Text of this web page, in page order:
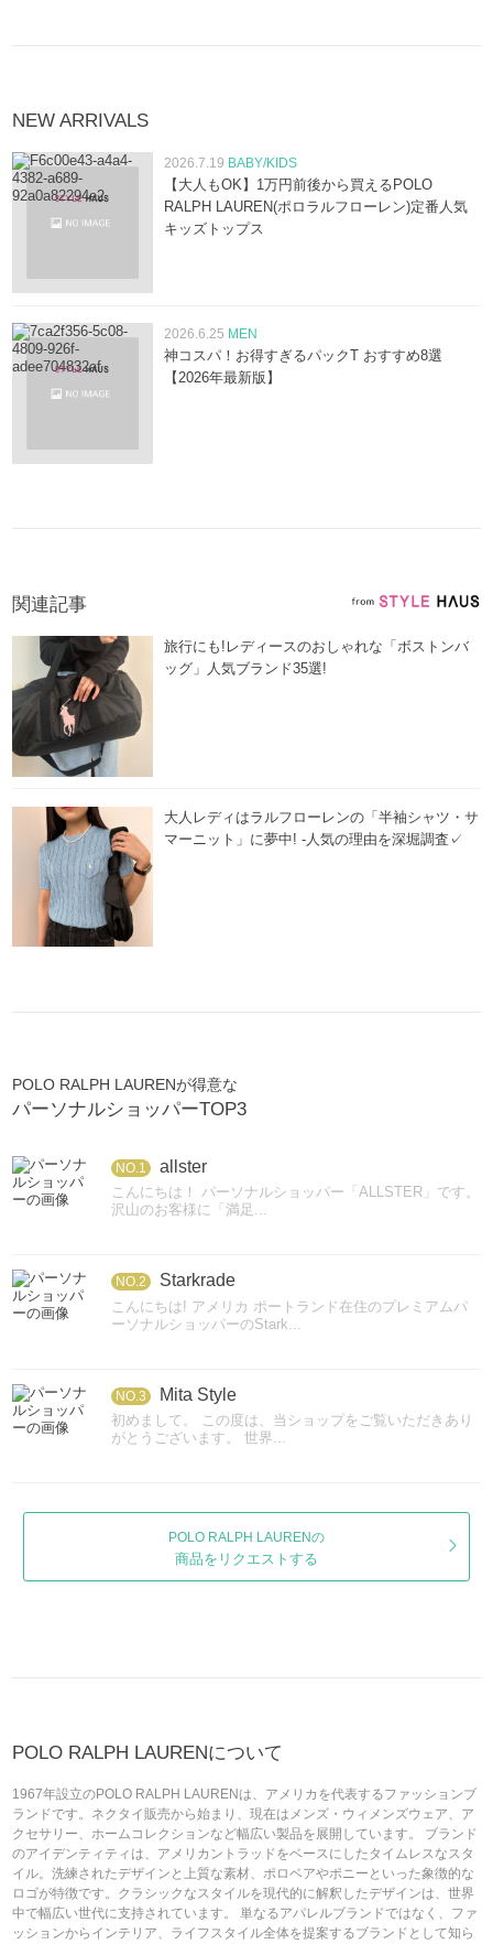
NEW ARRIVALS
2026.7.19 BABY/KIDS
【大人もOK】1万円前後から買えるPOLO
RALPH LAUREN(ポロラルフローレン)定番人気
キッズトップス
2026.6.25 MEN
神コスパ！お得すぎるパックT おすすめ8選
【2026年最新版】
関連記事
旅行にも!レディースのおしゃれな「ボストンバ
ッグ」人気ブランド35選!
大人レディはラルフローレンの「半袖シャツ・サ
マーニット」に夢中! -人気の理由を深堀調査✓
POLO RALPH LAURENが得意な
パーソナルショッパーTOP3
NO.1 allster
こんにちは！ パーソナルショッパー「ALLSTER」です。
沢山のお客様に「満足...
NO.2 Starkrade
こんにちは! アメリカ ポートランド在住のプレミアムパ
ーソナルショッパーのStark...
NO.3 Mita Style
初めまして。 この度は、当ショップをご覧いただきあり
がとうございます。 世界...
POLO RALPH LAURENの
商品をリクエストする
POLO RALPH LAURENについて
1967年設立のPOLO RALPH LAURENは、アメリカを代表するファッションブ
ランドです。ネクタイ販売から始まり、現在はメンズ・ウィメンズウェア、ア
クセサリー、ホームコレクションなど幅広い製品を展開しています。 ブランド
のアイデンティティは、アメリカントラッドをベースにしたタイムレスなスタ
イル。洗練されたデザインと上質な素材、ポロベアやポニーといった象徴的な
ロゴが特徴です。クラシックなスタイルを現代的に解釈したデザインは、世界
中で幅広い世代に支持されています。 単なるアパレルブランドではなく、ファ
ッションからインテリア、ライフスタイル全体を提案するブランドとして知ら